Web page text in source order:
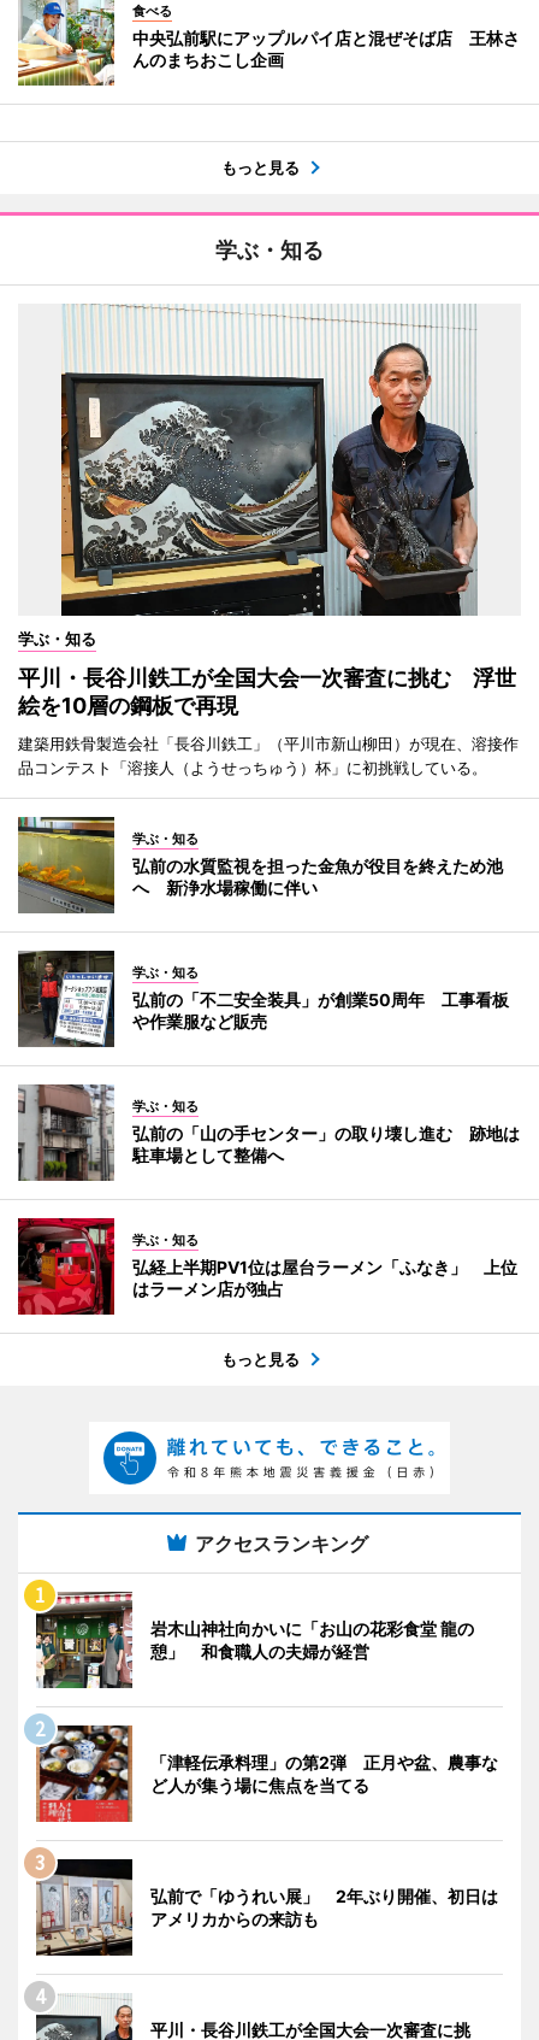
食べる
中央弘前駅にアップルパイ店と混ぜそば店 王林さ
んのまちおこし企画
もっと見る
学ぶ・知る
学ぶ・知る
平川・長谷川鉄工が全国大会一次審査に挑む 浮世
絵を10層の鋼板で再現
建築用鉄骨製造会社「長谷川鉄工」（平川市新山柳田）が現在、溶接作
品コンテスト「溶接人（ようせっちゅう）杯」に初挑戦している。
学ぶ・知る
弘前の水質監視を担った金魚が役目を終えため池
へ 新浄水場稼働に伴い
学ぶ・知る
弘前の「不二安全装具」が創業50周年 工事看板
や作業服など販売
学ぶ・知る
弘前の「山の手センター」の取り壊し進む 跡地は
駐車場として整備へ
学ぶ・知る
弘経上半期PV1位は屋台ラーメン「ふなき」 上位
はラーメン店が独占
もっと見る
アクセスランキング
岩木山神社向かいに「お山の花彩食堂 龍の
憩」 和食職人の夫婦が経営
「津軽伝承料理」の第2弾 正月や盆、農事な
ど人が集う場に焦点を当てる
弘前で「ゆうれい展」 2年ぶり開催、初日は
アメリカからの来訪も
平川・長谷川鉄工が全国大会一次審査に挑